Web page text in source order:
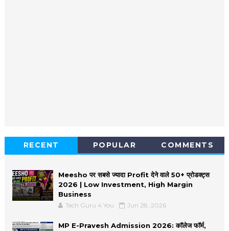
RECENT POPULAR COMMENTS
Meesho पर सबसे ज्यादा Profit देने वाले 50+ प्रोडक्ट्स
2026 | Low Investment, High Margin
Business
Tech Guru 4 You Jun 28, 2026
MP E-Pravesh Admission 2026: कॉलेज फॉर्म,